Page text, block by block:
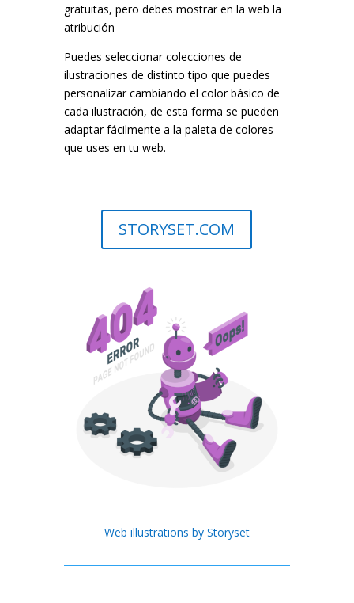
gratuitas, pero debes mostrar en la web la
atribución
Puedes seleccionar colecciones de
ilustraciones de distinto tipo que puedes
personalizar cambiando el color básico de
cada ilustración, de esta forma se pueden
adaptar fácilmente a la paleta de colores
que uses en tu web.
STORYSET.COM
Web illustrations by Storyset